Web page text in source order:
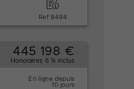
Ref 8494
445 198 €
Honoraires 6 % inclus
En ligne depuis
10 jours